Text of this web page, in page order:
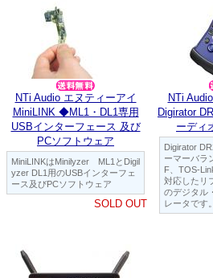
NTi Audio エヌティーアイ
MiniLINK ◆ML1・DL1専用
USBインターフェース 及び
PCソフトウェア
MiniLINKはMinilyzer ML1とDigil
yzer DL1用のUSBインターフェ
ース及びPCソフトウェア
SOLD OUT
NTi
Digirator
ーディ
Digirator
ーマーバラ
F、TOS-
対応したリ
のデジタル
レータです。